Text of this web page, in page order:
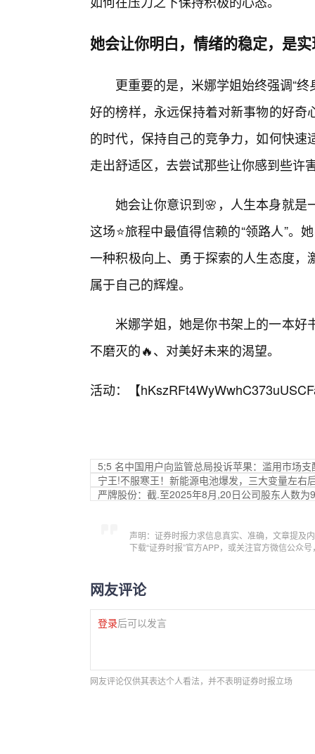
她会让你明白，情绪的稳定，是
更重要的是，米娜学姐始终强调“
好的榜样，永远保持着对新事物的好
的时代，保持自己的竞争力，如何快
走出舒适区，去尝试那些让你感到些许
她会让你意识到🌸，人生本身就是
这场⭐旅程中最值得信赖的“领路人”。
一种积极向上、勇于探索的人生态度
属于自己的辉煌。
米娜学姐，她是你书架上的一本
不磨灭的🔥、对美好未来的渴望。
活动：【
5;5 名中国用户向监管总局投诉苹果：滥用市场
宁王!不服寒王！新能源电池爆发，三大变量左右
严牌股份：截.至2025年8月,20日公司股东人数为
声明：证券时报力求信息真实、准确，文章提及
下载“证券时报”官方APP，或关注官方微信公众
网友评论
登录后可以发言
网友评论仅供其表达个人看法，并不表明证券时报立场